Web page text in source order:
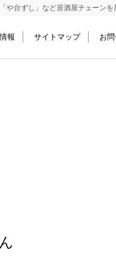
「や台ずし」など居酒屋チェーンを
報 サイトマップ お